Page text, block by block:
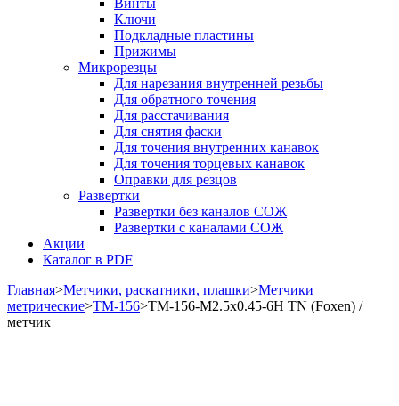
Винты
Ключи
Подкладные пластины
Прижимы
Микрорезцы
Для нарезания внутренней резьбы
Для обратного точения
Для расстачивания
Для снятия фаски
Для точения внутренних канавок
Для точения торцевых канавок
Оправки для резцов
Развертки
Развертки без каналов СОЖ
Развертки с каналами СОЖ
Акции
Каталог в PDF
Главная>Метчики, раскатники, плашки>Метчики
метрические>TM-156>TM-156-M2.5x0.45-6H TN (Foxen) /
метчик